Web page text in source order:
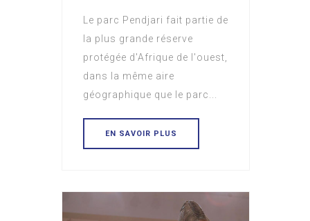
Le parc Pendjari fait partie de
la plus grande réserve
protégée d'Afrique de l'ouest,
dans la même aire
géographique que le parc...
EN SAVOIR PLUS